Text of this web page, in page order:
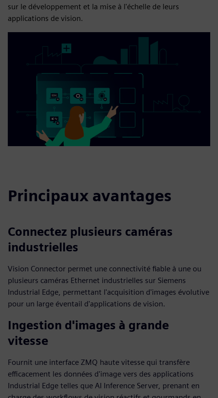
sur le développement et la mise à l'échelle de leurs
applications de vision.
Principaux avantages
Connectez plusieurs caméras
industrielles
Vision Connector permet une connectivité fiable à une ou
plusieurs caméras Ethernet industrielles sur Siemens
Industrial Edge, permettant l'acquisition d'images évolutive
pour un large éventail d'applications de vision.
Ingestion d'images à grande
vitesse
Fournit une interface ZMQ haute vitesse qui transfère
efficacement les données d'image vers des applications
Industrial Edge telles que AI Inference Server, prenant en